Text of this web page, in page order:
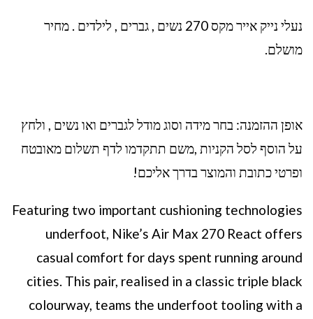
נעלי נייק אייר מקס 270 נשים , גברים , לילדים . מחיר
מושלם.
אופן ההזמנה: בחר מידה וסוג מודל לגברים ואו נשים , ולחץ
על הוסף לסל הקניות ,משם תתקדמו לדף תשלום מאובטח
ופרטי כתובת והמוצר בדרך אליכם!
Featuring two important cushioning technologies
underfoot, Nike’s Air Max 270 React offers
casual comfort for days spent running around
cities. This pair, realised in a classic triple black
colourway, teams the underfoot tooling with a